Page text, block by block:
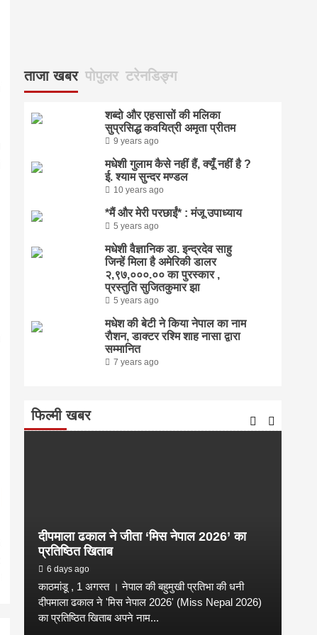
ताजा खबर पोपुलर टरेनडिङ्ग
शब्दो और एहसासों की मलिका
सुप्रसिद्ध कवयित्री अमृता प्रीतम
9 years ago
मधेशी गुलाम कैसे नहीं हैं, क्यूँ नहीं है ?
ई. श्याम सुन्दर मण्डल
10 years ago
*मैं और मेरी परछाईं* : मंजू उपाध्याय
5 years ago
मधेशी वैज्ञानिक डा. इन्द्रदेव साहु
जिन्हें मिला है अमेरिकी डालर
२,९७,०००.०० का पुरस्कार ,
प्रस्तुति सुजितकुमार झा
5 years ago
मधेश की बेटी ने किया नेपाल का नाम
राैशन, डाक्टर रश्मि शाह नासा द्वारा
सम्मानित
7 years ago
फिल्मी खबर
दीपमाला ढकाल ने जीता ‘मिस नेपाल 2026’ का
प्रतिष्ठित खिताब
6 days ago
काठमांडू , 1 अगस्त । नेपाल की बहुमुखी प्रतिभा की धनी
दीपमाला ढकाल ने 'मिस नेपाल 2026' (Miss Nepal 2026)
का प्रतिष्ठित खिताब अपने नाम...